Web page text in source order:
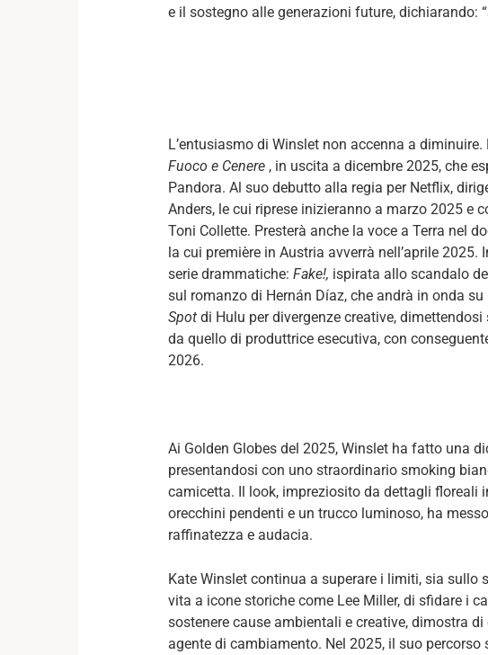
e il sostegno alle generazioni future, dichiarando:
L’entusiasmo di Winslet non accenna a
Fuoco e Cenere , in uscita a dicembre 2025, che
Pandora. Al suo debutto alla regia per Netflix,
Anders, le cui riprese inizieranno a marzo 2025 e
Toni Collette. Presterà anche la voce a Terra nel
la cui première in Austria avverrà nell’aprile 2025.
serie drammatiche: Fake!, ispirata allo scandalo
sul romanzo di Hernán Díaz, che andrà in onda
Spot di Hulu per divergenze creative,
da quello di produttrice esecutiva, con
2026.
Ai Golden Globes del 2025, Winslet ha fatto una
presentandosi con uno straordinario smoking
camicetta. Il look, impreziosito da dettagli floreali
orecchini pendenti e un trucco luminoso, ha
raffinatezza e audacia.
Kate Winslet continua a superare i limiti, sia sullo
vita a icone storiche come Lee Miller, di sfidare i
sostenere cause ambientali e creative, dimostra di
agente di cambiamento. Nel 2025, il suo